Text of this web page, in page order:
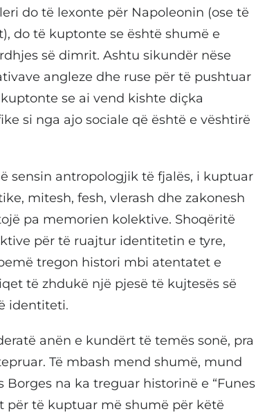
do të lexonte për Napoleonin (ose të
do të kuptonte se është shumë e
së dimrit. Ashtu sikundër nëse
angleze dhe ruse për të pushtuar
se ai vend kishte diçka
si nga ajo sociale që është e vështirë
sensin antropologjik të fjalës, i kuptuar
mitesh, fesh, vlerash dhe zakonesh
pa memorien kolektive. Shoqëritë
për të ruajtur identitetin e tyre,
tregon histori mbi atentatet e
të zhdukë një pjesë të kujtesës së
identiteti.
anën e kundërt të temës sonë, pra
Të mbash mend shumë, mund
na ka treguar historinë e “Funes
për të kuptuar më shumë për këtë